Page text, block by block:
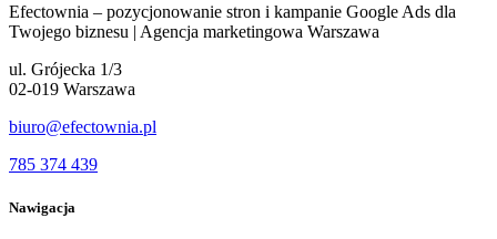
Efectownia – pozycjonowanie stron i kampanie Google Ads dla
Twojego biznesu | Agencja marketingowa Warszawa
ul. Grójecka 1/3
02-019 Warszawa
biuro@efectownia.pl
785 374 439
Nawigacja